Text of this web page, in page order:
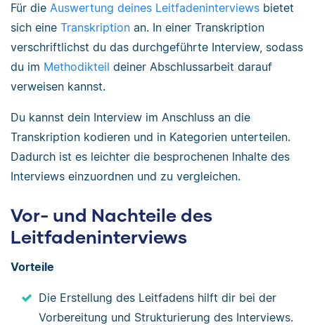
Ausblick
Für die Auswertung deines Leitfadeninterviews bietet
sich eine Transkription an. In einer Transkription
verschriftlichst du das durchgeführte Interview, sodass
du im Methodikteil deiner Abschlussarbeit darauf
verweisen kannst.
Du kannst dein Interview im Anschluss an die
Transkription kodieren und in Kategorien unterteilen.
Dadurch ist es leichter die besprochenen Inhalte des
Interviews einzuordnen und zu vergleichen.
Vor- und Nachteile des
Leitfadeninterviews
Vorteile
Die Erstellung des Leitfadens hilft dir bei der
Vorbereitung und Strukturierung des Interviews.